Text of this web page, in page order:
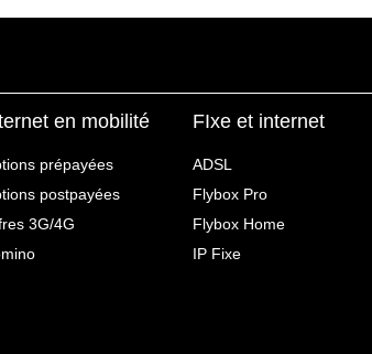
en mobilité
prépayées
postpayées
3G/4G
FIxe et internet
ADSL
Flybox Pro
Flybox Home
IP Fixe